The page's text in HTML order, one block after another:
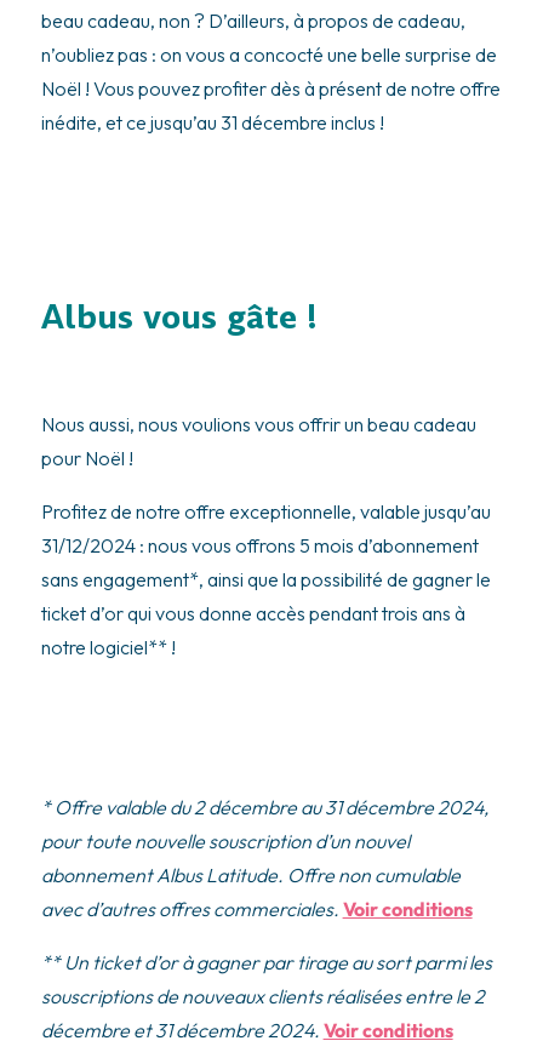
beau cadeau, non ? D’ailleurs, à propos de cadeau,
n’oubliez pas : on vous a concocté une belle surprise de
Noël ! Vous pouvez profiter dès à présent de notre offre
inédite, et ce jusqu’au 31 décembre inclus !
Albus vous gâte !
Nous aussi, nous voulions vous offrir un beau cadeau
pour Noël !
Profitez de notre offre exceptionnelle, valable jusqu’au
31/12/2024 : nous vous offrons 5 mois d’abonnement
sans engagement*, ainsi que la possibilité de gagner le
ticket d’or qui vous donne accès pendant trois ans à
notre logiciel** !
* Offre valable du 2 décembre au 31 décembre 2024,
pour toute nouvelle souscription d’un nouvel
abonnement Albus Latitude. Offre non cumulable
avec d’autres offres commerciales. Voir conditions
** Un ticket d’or à gagner par tirage au sort parmi les
souscriptions de nouveaux clients réalisées entre le 2
décembre et 31 décembre 2024. Voir conditions